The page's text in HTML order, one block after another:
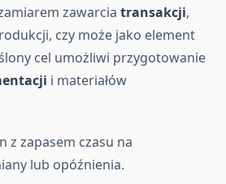
zawarcia transakcji,
czy może jako element
cel umożliwi przygotowanie
i materiałów
z zapasem czasu na
lub opóźnienia.